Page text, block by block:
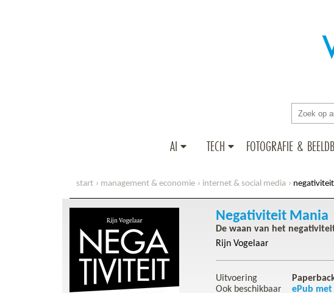
AI TECH FOTOGRAFIE &
start management & economie internet & social media
Negativiteit Mania
De waan van het
Rijn Vogelaar
Uitvoering
Ook beschikbaar
ePub